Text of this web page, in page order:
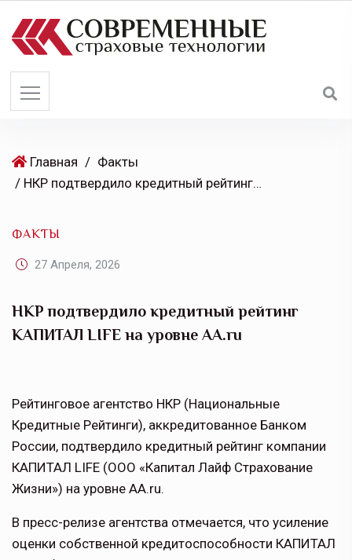
Главная / Факты
/ НКР подтвердило кредитный рейтинг КАПИТАЛ LIFE на уровне AA.ru
ФАКТЫ
27 Апреля, 2026
НКР подтвердило кредитный рейтинг
КАПИТАЛ LIFE на уровне AA.ru
Рейтинговое агентство НКР (Национальные
Кредитные Рейтинги), аккредитованное Банком
России, подтвердило кредитный рейтинг компании
КАПИТАЛ LIFE (ООО «Капитал Лайф Страхование
Жизни») на уровне AA.ru.
В пресс-релизе агентства отмечается, что усиление
оценки собственной кредитоспособности КАПИТАЛ